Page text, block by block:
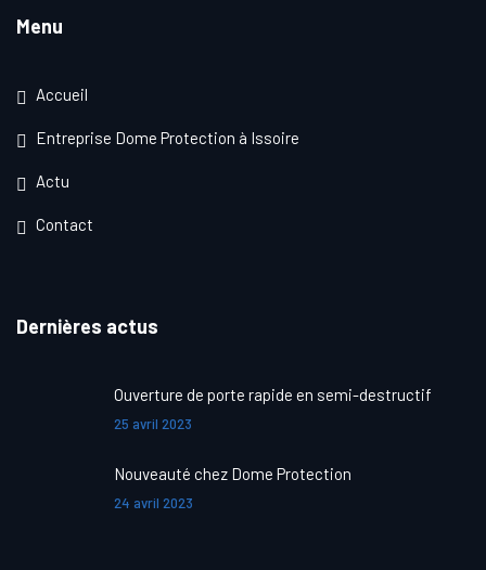
Menu
Accueil
Entreprise Dome Protection à Issoire
Actu
Contact
Dernières actus
Ouverture de porte rapide en semi-destructif
25 avril 2023
Nouveauté chez Dome Protection
24 avril 2023